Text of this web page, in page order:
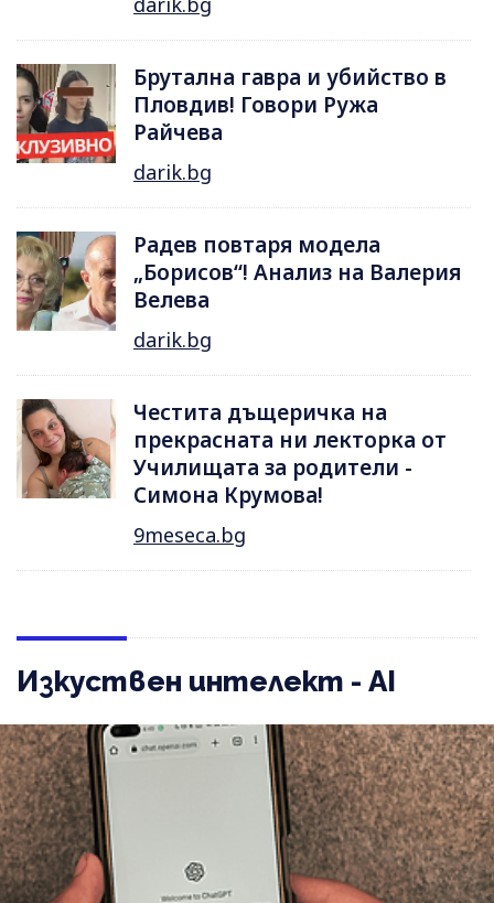
Брутална гавра и убийство в
Пловдив! Говори Ружа
Райчева
darik.bg
Радев повтаря модела
„Борисов“! Анализ на Валерия
Велева
darik.bg
Честита дъщеричка на
прекрасната ни лекторка от
Училищата за родители -
Симона Крумова!
9meseca.bg
Изкуствен интелект - AI